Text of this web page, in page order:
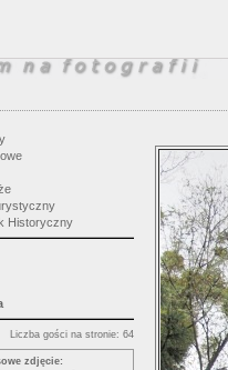
Historyczny
Liczba gości na stronie: 64
zdjęcie: